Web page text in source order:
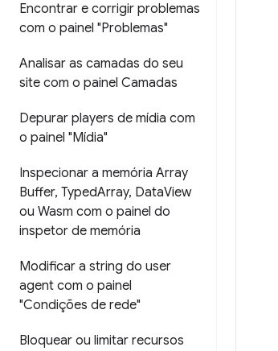
Encontrar e corrigir problemas
com o painel "Problemas"
Analisar as camadas do seu
site com o painel Camadas
Depurar players de mídia com
o painel "Mídia"
Inspecionar a memória Array
Buffer, TypedArray, DataView
ou Wasm com o painel do
inspetor de memória
Modificar a string do user
agent com o painel
"Condições de rede"
Bloquear ou limitar recursos